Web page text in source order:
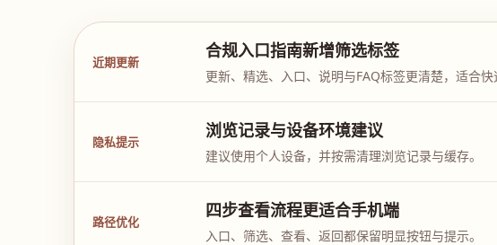
近期更新
合规入口指南新增筛选标签
更新、精选、入口、说明与FAQ标签更清楚，适合快
隐私提示
浏览记录与设备环境建议
建议使用个人设备，并按需清理浏览记录与缓存。
路径优化
四步查看流程更适合手机端
入口、筛选、查看、返回都保留明显按钮与提示。